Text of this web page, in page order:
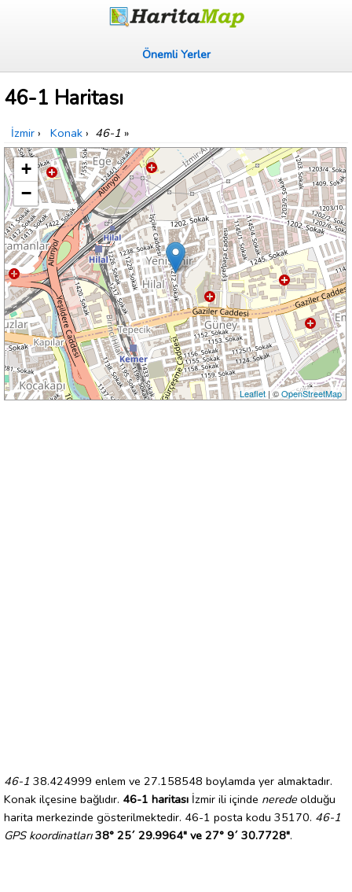
Önemli Yerler
46-1 Haritası
İzmir › Konak › 46-1 »
+
−
Leaflet| ©OpenStreetMap
46-1 38.424999 enlem ve 27.158548 boylamda yer almaktadır.
Konak ilçesine bağlıdır. 46-1 haritası İzmir ili içinde nerede olduğu
harita merkezinde gösterilmektedir. 46-1 posta kodu 35170. 46-1
GPS koordinatları 38° 25´ 29.9964" ve 27° 9´ 30.7728".